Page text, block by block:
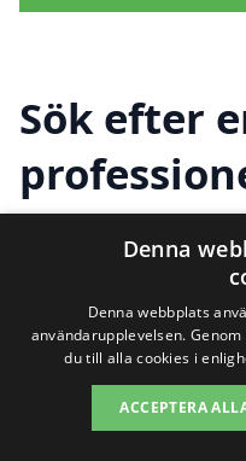
Sök efter
solceller i
nära
Att installera
kan vara en
Denna
Denna webbplats
användarupplevelsen.
du till alla cookies i
ACCEPTERA